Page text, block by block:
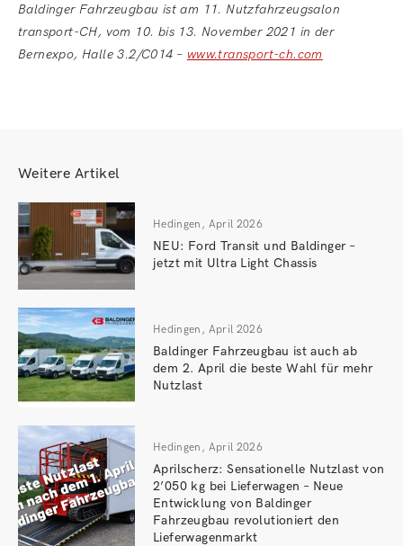
Baldinger Fahrzeugbau ist am 11. Nutzfahrzeugsalon
transport-CH, vom 10. bis 13. November 2021 in der
Bernexpo, Halle 3.2/C014 – www.transport-ch.com
Weitere Artikel
Hedingen, April 2026
NEU: Ford Transit und Baldinger –
jetzt mit Ultra Light Chassis
Hedingen, April 2026
Baldinger Fahrzeugbau ist auch ab
dem 2. April die beste Wahl für mehr
Nutzlast
Hedingen, April 2026
Aprilscherz: Sensationelle Nutzlast von
2’050 kg bei Lieferwagen – Neue
Entwicklung von Baldinger
Fahrzeugbau revolutioniert den
Lieferwagenmarkt